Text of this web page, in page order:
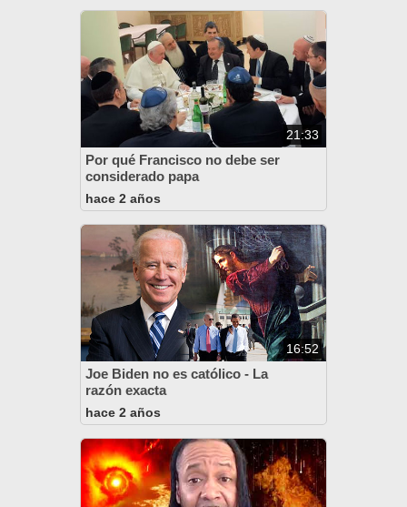
21:33
Por qué Francisco no debe ser
considerado papa
hace 2 años
16:52
Joe Biden no es católico - La
razón exacta
hace 2 años